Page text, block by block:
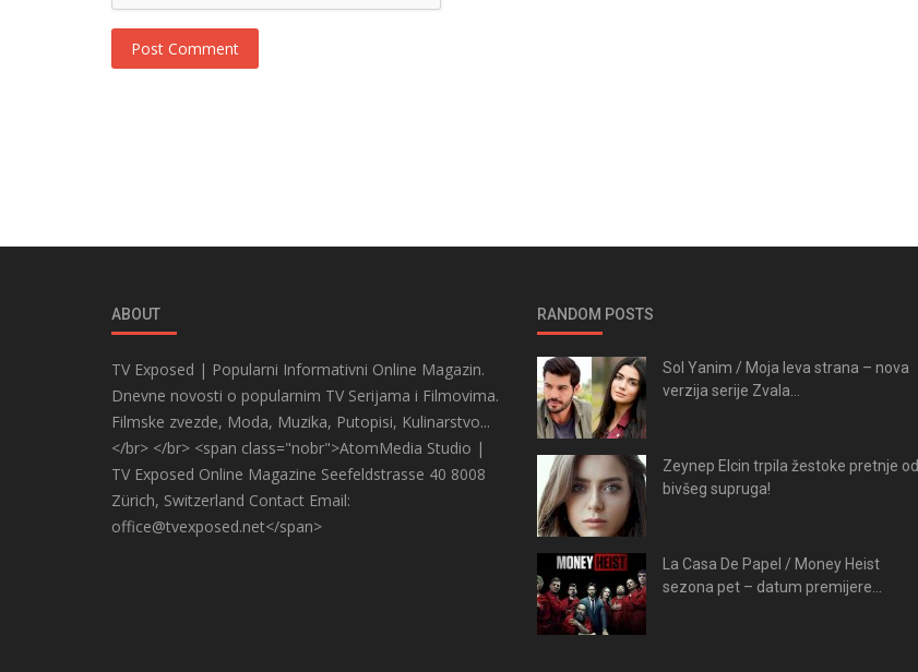
Post Comment
ABOUT
TV Exposed | Popularni Informativni Online Magazin.
Dnevne novosti o popularnim TV Serijama i Filmovima.
Filmske zvezde, Moda, Muzika, Putopisi, Kulinarstvo...
</br> </br> <span class="nobr">AtomMedia Studio |
TV Exposed Online Magazine Seefeldstrasse 40 8008
Zürich, Switzerland Contact Email:
office@tvexposed.net</span>
RANDOM POSTS
Sol Yanim / Moja leva strana – nova
verzija serije Zvala...
Zeynep Elcin trpila žestoke pretnje od
bivšeg supruga!
La Casa De Papel / Money Heist
sezona pet – datum premijere...